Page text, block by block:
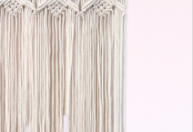
登録